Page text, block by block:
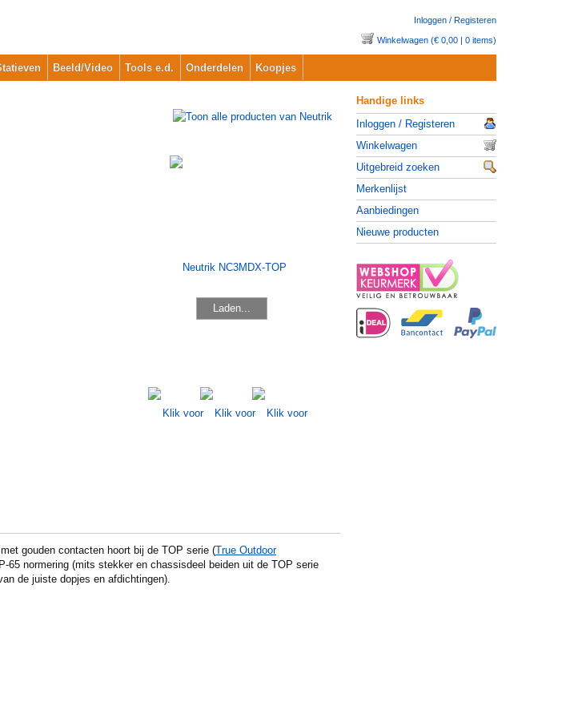
Inloggen / Registeren
Winkelwagen (€ 0,00 | 0 items)
Beeld/Video Tools e.d. Onderdelen Koopjes
Laden...
gouden contacten hoort bij de TOP serie (True Outdoor
65 normering (mits stekker en chassisdeel beiden uit de TOP serie
de juiste dopjes en afdichtingen).
Handige links
Inloggen / Registeren
Winkelwagen
Uitgebreid zoeken
Merkenlijst
Aanbiedingen
Nieuwe producten